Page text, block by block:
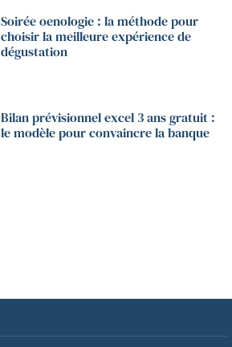
Soirée oenologie : la méthode pour
choisir la meilleure expérience de
dégustation
Bilan prévisionnel excel 3 ans gratuit :
le modèle pour convaincre la banque